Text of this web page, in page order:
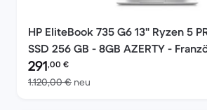
HP EliteBook 735 G6 13" Ryzen 5
SSD 256 GB - 8GB AZERTY -
Preis des erneuerten Produkts:
291,00 €
1.120,00 € neu